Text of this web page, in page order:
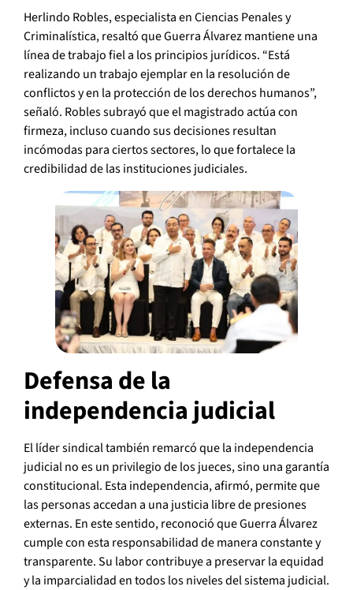
Herlindo Robles, especialista en Ciencias Penales y
Criminalística, resaltó que Guerra Álvarez mantiene una
línea de trabajo fiel a los principios jurídicos. “Está
realizando un trabajo ejemplar en la resolución de
conflictos y en la protección de los derechos humanos”,
señaló. Robles subrayó que el magistrado actúa con
firmeza, incluso cuando sus decisiones resultan
incómodas para ciertos sectores, lo que fortalece la
credibilidad de las instituciones judiciales.
Defensa de la
independencia judicial
El líder sindical también remarcó que la independencia
judicial no es un privilegio de los jueces, sino una garantía
constitucional. Esta independencia, afirmó, permite que
las personas accedan a una justicia libre de presiones
externas. En este sentido, reconoció que Guerra Álvarez
cumple con esta responsabilidad de manera constante y
transparente. Su labor contribuye a preservar la equidad
y la imparcialidad en todos los niveles del sistema judicial.